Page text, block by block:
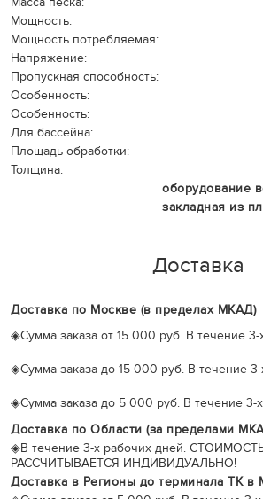
Мощность:
Мощность потребляемая:
Напряжение:
Пропускная способность:
Особенность:
Особенность:
Для бассейна:
Площадь обработки:
Толщина:
оборудование
закладная из
Доставка
Доставка по Москве (в пределах МКАД)
◈Сумма заказа от 15 000 руб. В течение
◈Сумма заказа до 15 000 руб. В течение
◈Сумма заказа до 5 000 руб. В течение 3-
Доставка по Области (за пределами
◈В течение 3-х рабочих дней.
РАССЧИТЫВАЕТСЯ ИНДИВИДУАЛЬНО!
Доставка в Регионы до терминала ТК в